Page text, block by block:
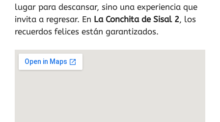
lugar para descansar, sino una experiencia que
invita a regresar. En La Conchita de Sisal 2, los
recuerdos felices están garantizados.